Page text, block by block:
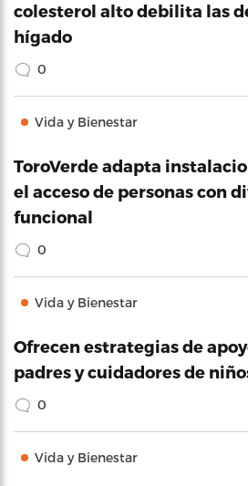
colesterol alto debilita las
hígado
0
Vida y Bienestar
ToroVerde adapta
el acceso de personas con
funcional
0
Vida y Bienestar
Ofrecen estrategias de
padres y cuidadores de
0
Vida y Bienestar